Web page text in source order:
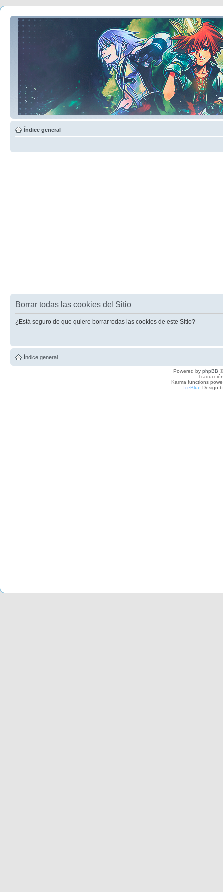
Índice general
Borrar todas las cookies del Sitio
¿Está seguro de que quiere borrar todas las cookies de este Sitio?
Índice general
Powered by phpBB
Karma functions
IceBlue Design